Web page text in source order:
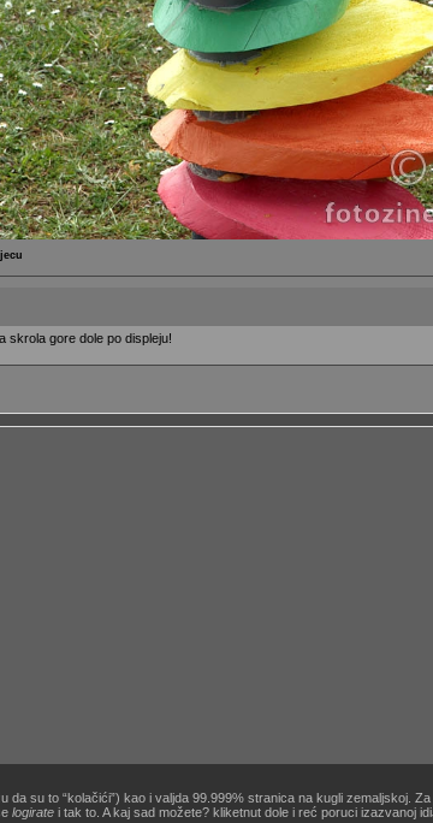
skrola gore dole po displeju!
9.1 ] .:korisnički ugovor / terms of use:. …&obavezno štivo!
da su to “kolačići”) kao i valjda 99.999% stranica na kugli zemaljskoj.
logiratei tak to. A kaj sad možete? kliketnut dole i reć poruci izazvanoj